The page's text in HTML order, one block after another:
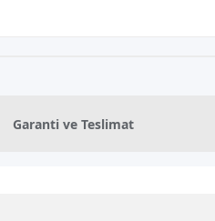
Garanti ve Teslimat